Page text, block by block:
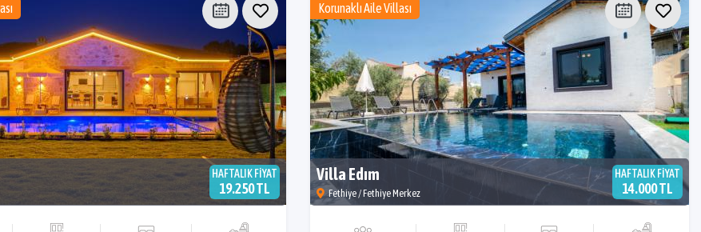
HAFTALIK FİYAT
19.250 TL
Korunaklı Aile Villası
Villa Edım
Fethiye / Fethiye Merkez
HAFTALIK FİYAT
14.000 TL